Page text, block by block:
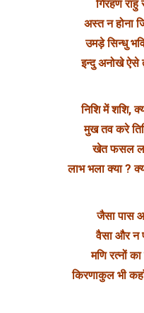
गिरहण
अस्त न होना
उमड़े सिन्धु
इन्दु अनोखे
निशि में शशि,
मुख तव करे
खेत फसल
लाभ भला क्या ?
जैसा पास
वैसा और न
मणि रत्नों
किरणाकुल भी